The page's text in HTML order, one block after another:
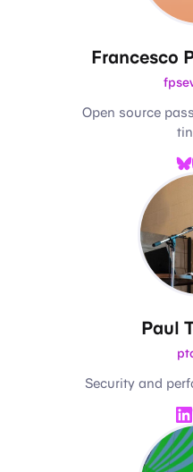
Francesco
Open source
Bluesky
Paul
Security and
LinkedIn